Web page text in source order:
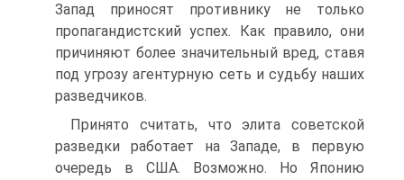
Запад приносят противнику не только
пропагандистский успех. Как правило, они
причиняют более значительный вред, ставя
под угрозу агентурную сеть и судьбу наших
разведчиков.
Принято считать, что элита советской
разведки работает на Западе, в первую
очередь в США. Возможно. Но Японию